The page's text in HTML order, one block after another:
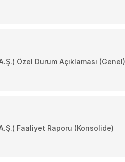
Özel Durum Açıklaması (Genel)
Faaliyet Raporu (Konsolide)